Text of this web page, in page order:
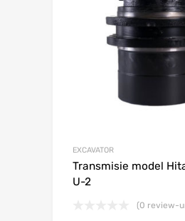
EXCAVATOR
Transmisie model
U-2
(0 review-